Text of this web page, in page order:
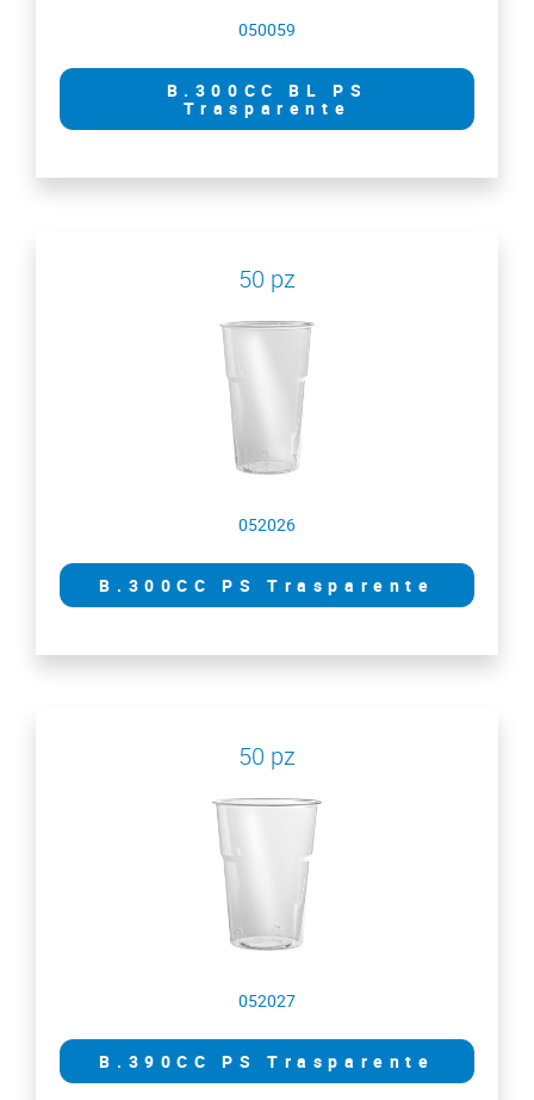
050059
B.300CC BL PS
Trasparente
50 pz
052026
B.300CC PS Trasparente
50 pz
052027
B.390CC PS Trasparente